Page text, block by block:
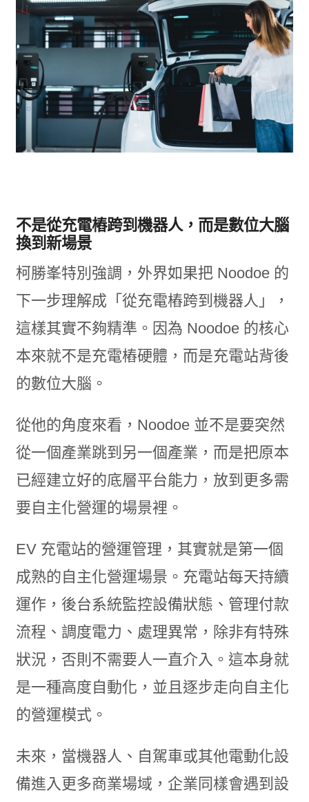
不是從充電樁跨到機器人，而是數位大腦
換到新場景
柯勝峯特別強調，外界如果把 Noodoe 的
下一步理解成「從充電樁跨到機器人」，
這樣其實不夠精準。因為 Noodoe 的核心
本來就不是充電樁硬體，而是充電站背後
的數位大腦。
從他的角度來看，Noodoe 並不是要突然
從一個產業跳到另一個產業，而是把原本
已經建立好的底層平台能力，放到更多需
要自主化營運的場景裡。
EV 充電站的營運管理，其實就是第一個
成熟的自主化營運場景。充電站每天持續
運作，後台系統監控設備狀態、管理付款
流程、調度電力、處理異常，除非有特殊
狀況，否則不需要人一直介入。這本身就
是一種高度自動化，並且逐步走向自主化
的營運模式。
未來，當機器人、自駕車或其他電動化設
備進入更多商業場域，企業同樣會遇到設